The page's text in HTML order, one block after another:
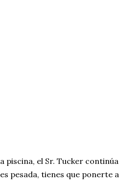
piscina, el Sr. Tucker continúa
pesada, tienes que ponerte a